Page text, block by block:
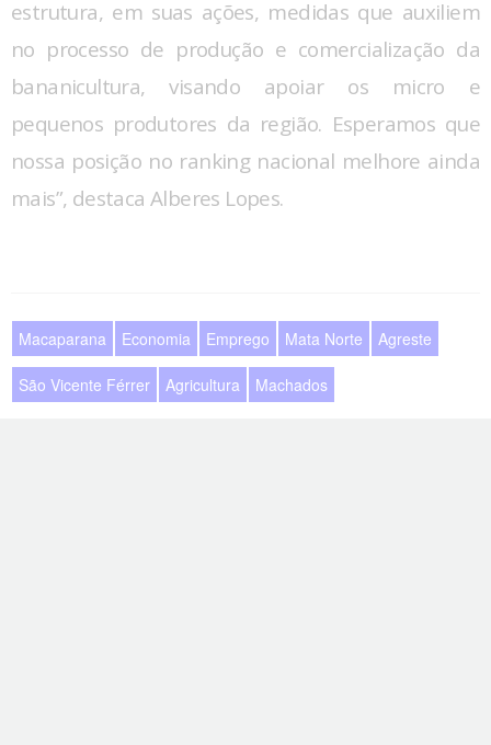
estrutura, em suas ações, medidas que auxiliem
no processo de produção e comercialização da
bananicultura, visando apoiar os micro e
pequenos produtores da região. Esperamos que
nossa posição no ranking nacional melhore ainda
mais”, destaca Alberes Lopes.
Macaparana Economia Emprego Mata Norte Agreste
São Vicente Férrer Agricultura Machados